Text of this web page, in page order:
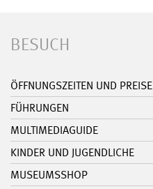
BESUCH
ÖFFNUNGSZEITEN UND PREISE
FÜHRUNGEN
MULTIMEDIAGUIDE
KINDER UND JUGENDLICHE
MUSEUMSSHOP